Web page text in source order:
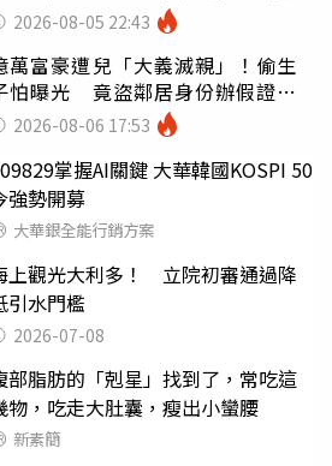
嗎
2026-08-05 22:43
萬富豪遭兒「大義滅親」！偷生
怕曝光 竟盜鄰居身份辦假證落
2026-08-06 17:53
掌握AI關鍵 大華韓國KOSPI 50
強勢開募
大華銀全能行銷方案
上觀光大利多！ 立院初審通過降
引水門檻
2026-07-08
部脂肪的「剋星」找到了，常吃這
物，吃走大肚囊，瘦出小蠻腰
新素簡